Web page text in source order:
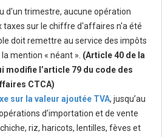
d'un trimestre, aucune opération
taxes sur le chiffre d'affaires n'a été
doit remettre au service des impôts
mention « néant ». (Article 40 de la
modifie l’article 79 du code des
CTCA)
sur la valeur ajoutée TVA, jusqu’au
d’importation et de vente
riz, haricots, lentilles, fèves et